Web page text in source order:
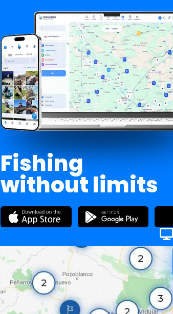
Fishing
without limits